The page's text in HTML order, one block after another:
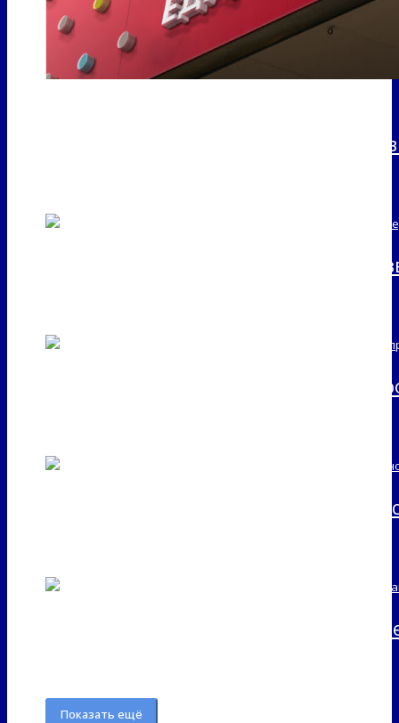
Разработка бренда новой сети
Уральский Банк реконструкции и
Ростелеком: разработка
Легкий шаг: ребрендинг розничной
Сеть АЗС Газпромнефть: Создание
Показать ещё